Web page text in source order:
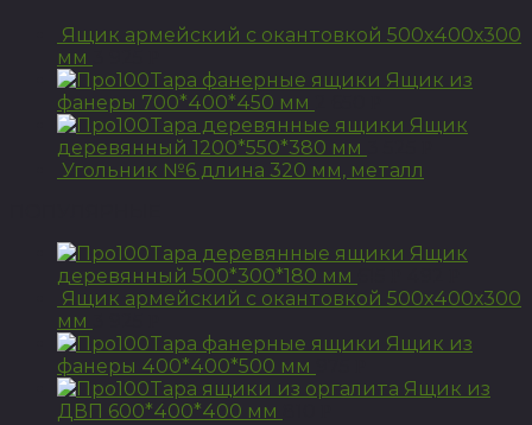
Ящик армейский с окантовкой 500х400х300
мм
Ящик из
фанеры 700*400*450 мм
Ящик
деревянный 1200*550*380 мм
Угольник №6 длина 320 мм, металл
Ящик
деревянный 500*300*180 мм
Ящик армейский с окантовкой 500х400х300
мм
Ящик из
фанеры 400*400*500 мм
Ящик из
ДВП 600*400*400 мм